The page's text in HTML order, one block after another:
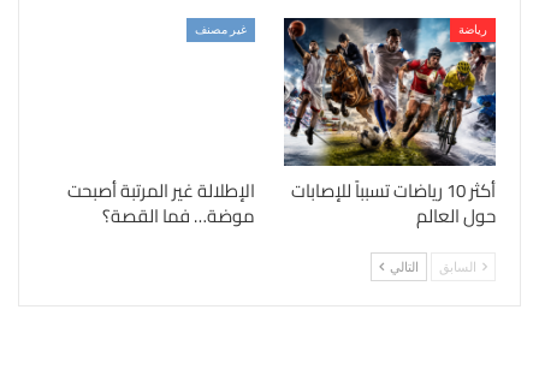
رياضة
أكثر 10 رياضات تسبباً للإصابات
حول العالم
غير مصنف
الإطلالة غير المرتبة أصبحت
موضة… فما القصة؟
السابق التالي